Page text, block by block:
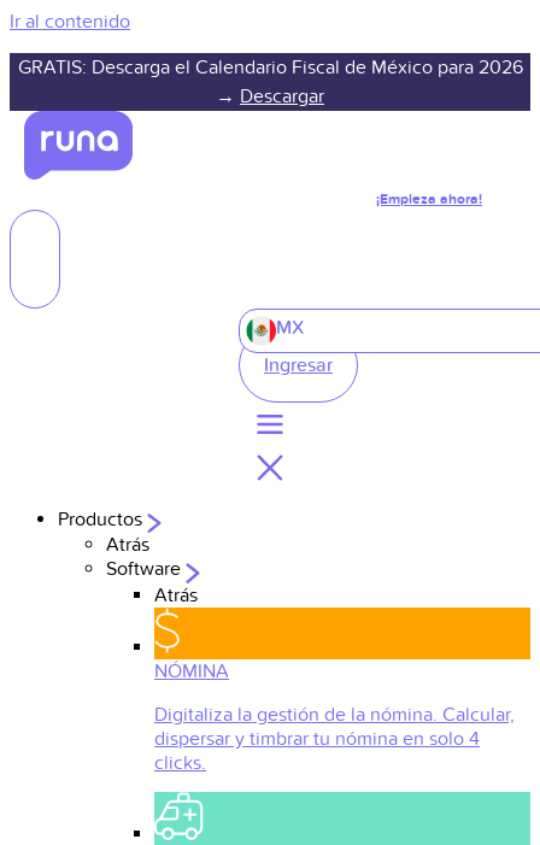
Ir al contenido
GRATIS: Descarga el Calendario Fiscal de México para 2026
→ Descargar
¡Empieza ahora!
MX
Ingresar
Productos
Atrás
Software
Atrás
NÓMINA
Digitaliza la gestión de la nómina. Calcular,
dispersar y timbrar tu nómina en solo 4
clicks.